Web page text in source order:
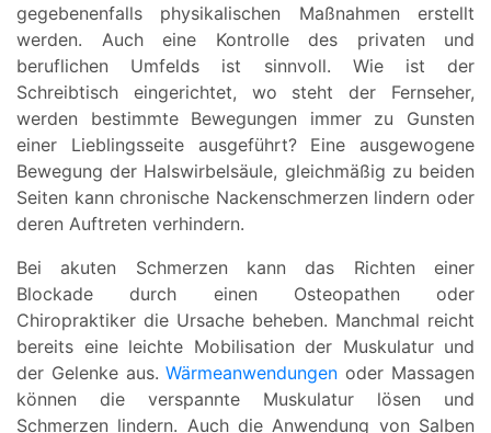
gegebenenfalls physikalischen Maßnahmen erstellt
werden. Auch eine Kontrolle des privaten und
beruflichen Umfelds ist sinnvoll. Wie ist der
Schreibtisch eingerichtet, wo steht der Fernseher,
werden bestimmte Bewegungen immer zu Gunsten
einer Lieblingsseite ausgeführt? Eine ausgewogene
Bewegung der Halswirbelsäule, gleichmäßig zu beiden
Seiten kann chronische Nackenschmerzen lindern oder
deren Auftreten verhindern.
Bei akuten Schmerzen kann das Richten einer
Blockade durch einen Osteopathen oder
Chiropraktiker die Ursache beheben. Manchmal reicht
bereits eine leichte Mobilisation der Muskulatur und
der Gelenke aus.Wärmeanwendungen oder Massagen
können die verspannte Muskulatur lösen und
Schmerzen lindern. Auch die Anwendung von Salben